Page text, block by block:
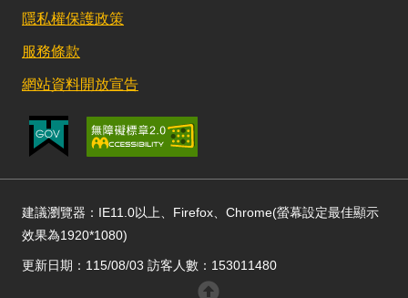
隱私權保護政策
服務條款
網站資料開放宣告
建議瀏覽器：IE11.0以上、Firefox、Chrome(螢幕設定最佳顯示
效果為1920*1080)
更新日期：115/08/03 訪客人數：153011480
回頂部